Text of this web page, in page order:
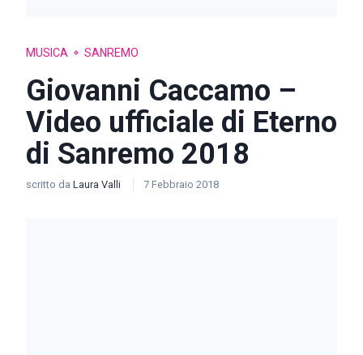
MUSICA SANREMO
Giovanni Caccamo –
Video ufficiale di Eterno
di Sanremo 2018
scritto da Laura Valli 7 Febbraio 2018